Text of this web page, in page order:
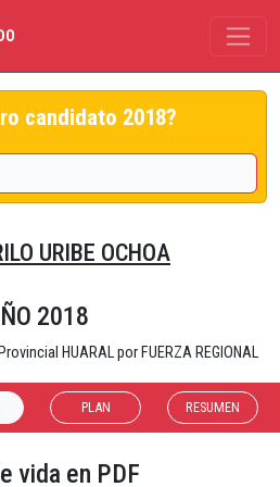
candidato 2018?
URIBE OCHOA
2018
HUARAL por FUERZA REGIONAL
PLAN RESUMEN
vida en PDF